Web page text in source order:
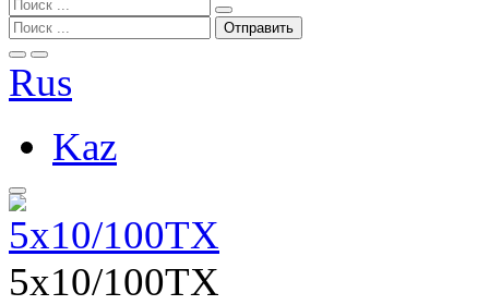
Rus
Kaz
5x10/100TX